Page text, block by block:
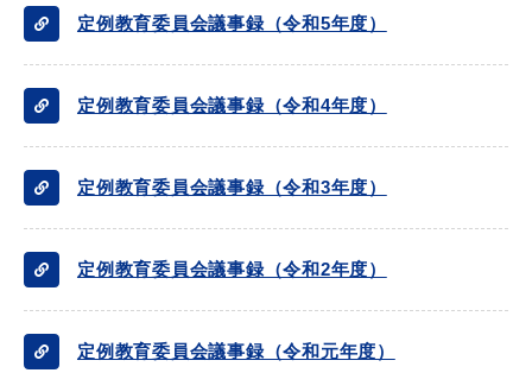
ごみ・リサイクル 支援・助成制度
防災・消防
公共交通・
定例教育委員会議事録（令和5年度）
定例教育委員会議事録（令和4年度）
定例教育委員会議事録（令和3年度）
定例教育委員会議事録（令和2年度）
定例教育委員会議事録（令和元年度）